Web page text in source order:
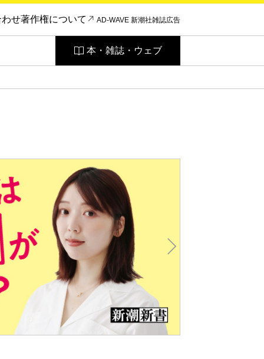
わせ著作権について AD-WAVE 新潮社雑誌広告
本・雑誌・ウェブ